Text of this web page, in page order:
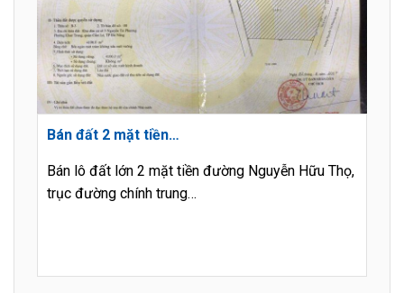
Bán đất 2 mặt tiền…
Bán lô đất lớn 2 mặt tiền đường Nguyễn Hữu Thọ,
trục đường chính trung…